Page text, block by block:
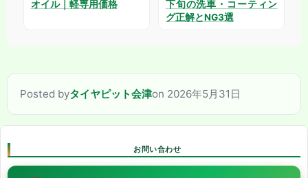
オイル｜軽専用価格
下旬の洗車・コーティン
グ正解とNG3選
Posted byタイヤピット会津on 2026年5月31日
お問い合わせ